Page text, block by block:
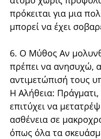
πρόκειται για μια
μπορεί να έχει
6. Ο Μύθος Αν
πρέπει να ανησυχώ,
αντιμετώπισή τους
Η Αλήθεια:
επιτύχει να
ασθένεια σε
όπως όλα τα